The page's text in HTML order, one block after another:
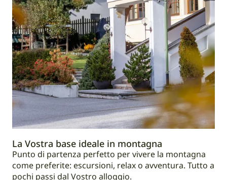
La Vostra base ideale in montagna
Punto di partenza perfetto per vivere la montagna
come preferite: escursioni, relax o avventura. Tutto a
pochi passi dal Vostro alloggio.